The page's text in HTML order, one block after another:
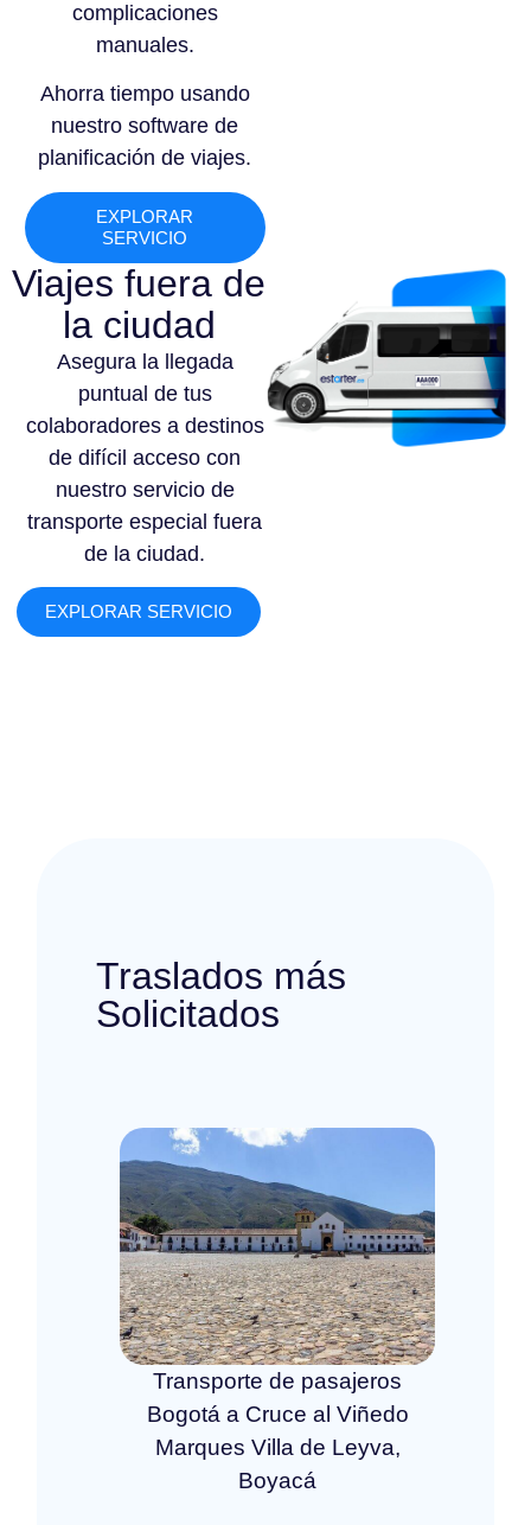
complicaciones
manuales.
Ahorra tiempo usando
nuestro software de
planificación de viajes.
EXPLORAR
SERVICIO
Viajes fuera de
la ciudad
Asegura la llegada
puntual de tus
colaboradores a destinos
de difícil acceso con
nuestro servicio de
transporte especial fuera
de la ciudad.
EXPLORAR SERVICIO
Traslados más
Solicitados
Transporte de pasajeros
Bogotá a Cruce al Viñedo
Marques Villa de Leyva,
Boyacá